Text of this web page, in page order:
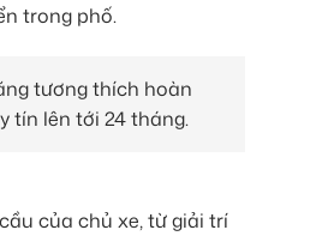
trong phố.
tương thích hoàn
tín lên tới 24 tháng.
của chủ xe, từ giải trí